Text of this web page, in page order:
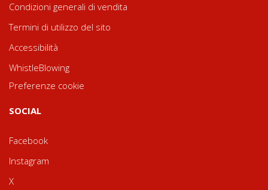
Condizioni generali di vendita
Termini di utilizzo del sito
Accessibilità
WhistleBlowing
Preferenze cookie
SOCIAL
Facebook
Instagram
X